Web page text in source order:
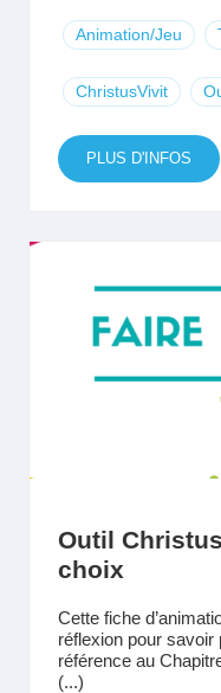
Animation/Jeu
ChristusVivit
PLUS D'INFOS
Outil
choix
Cette fiche
réflexion pour
référence au
(...)